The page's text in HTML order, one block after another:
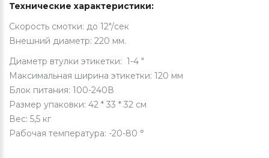
Технические характеристики:
Скорость смотки: до 12"/сек
Внешний диаметр: 220 мм.
Диаметр втулки этикетки: 1-4 "
Максимальная ширина этикетки: 120 мм
Блок питания: 100-240В
Размер упаковки: 42 * 33 * 32 см
Вес: 5,5 кг
Рабочая температура: -20-80 °